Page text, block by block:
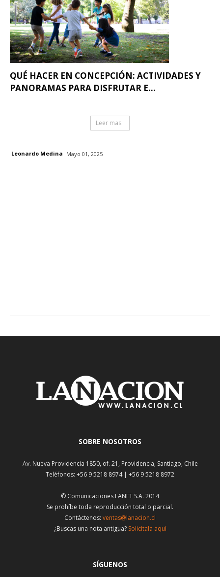
QUÉ HACER EN CONCEPCIÓN: ACTIVIDADES Y
PANORAMAS PARA DISFRUTAR E...
Leer mas
Leonardo Medina Mayo 01, 2025
SOBRE NOSOTROS
Av. Nueva Providencia 1850, of. 21, Providencia, Santiago, Chile
Teléfonos: +56 9 5218 8974 | +56 9 5218 8972
© Comunicaciones LANET S.A. 2014
Se prohíbe toda reproducción total o parcial.
Contáctenos: ventas@lanacion.cl
¿Buscas una nota antigua? Solicítala aquí
SÍGUENOS